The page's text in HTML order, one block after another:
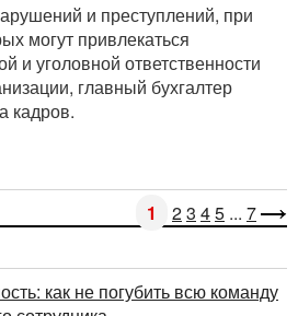
и преступлений, при
могут привлекаться
и уголовной ответственности
главный бухгалтер
кадров.
1 23 45 ... 7